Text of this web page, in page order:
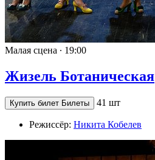
Малая сцена ∙ 19:00
Жизель Ботаническая
Купить билет Билеты 41 шт
Режиссёр: Никита Кобелев